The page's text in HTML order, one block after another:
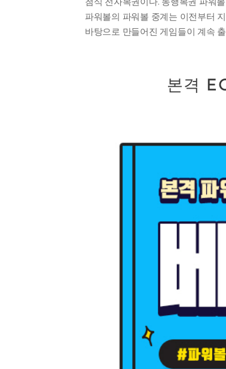
파워볼의 파워볼 중계는 이전부터
바탕으로 만들어진 게임들이 계속
본격